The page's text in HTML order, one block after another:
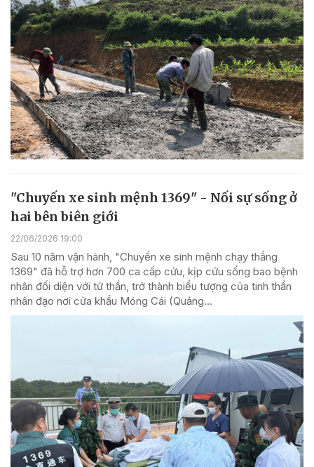
"Chuyến xe sinh mệnh 1369" - Nối sự sống ở
hai bên biên giới
22/06/2026 19:00
Sau 10 năm vận hành, "Chuyến xe sinh mệnh chạy thẳng
1369" đã hỗ trợ hơn 700 ca cấp cứu, kịp cứu sống bao bệnh
nhân đối diện với tử thần, trở thành biểu tượng của tinh thần
nhân đạo nơi cửa khẩu Móng Cái (Quảng...